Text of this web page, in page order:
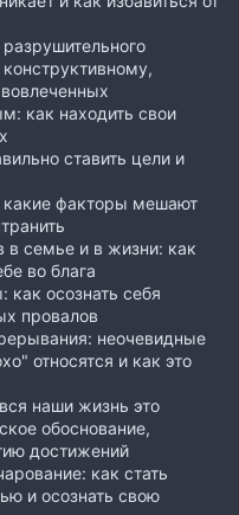
как находить свои
ставить цели и
какие факторы мешают
в семье и в жизни: как
во блага
как осознать себя
провалов
неочевидные
относятся и как это
наши жизнь это
обоснование,
достижений
как стать
и осознать свою